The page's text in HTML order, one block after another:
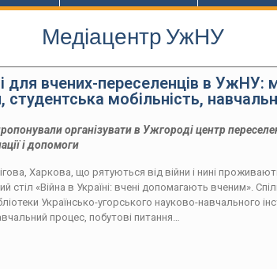
Медіацентр УжНУ
вчених-переселенців в УжНУ:
студентська мобільність,
організувати в Ужгороді центр
і допомоги
Харкова, що рятуються від війни і нині
стіл «Війна в Україні: вчені допомагають вченим».
Українсько-угорського науково-навчального
процес, побутові питання…